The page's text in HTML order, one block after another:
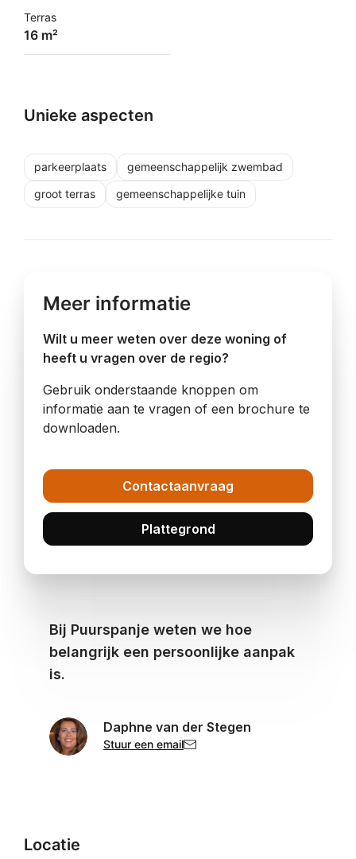
Terras
16 m²
Unieke aspecten
parkeerplaats
gemeenschappelijk zwembad
groot terras
gemeenschappelijke tuin
Meer informatie
Wilt u meer weten over deze woning of
heeft u vragen over de regio?
Gebruik onderstaande knoppen om
informatie aan te vragen of een brochure te
downloaden.
Contactaanvraag
Plattegrond
Bij Puurspanje weten we hoe
belangrijk een persoonlijke aanpak
is.
Daphne van der Stegen
Stuur een email
Locatie